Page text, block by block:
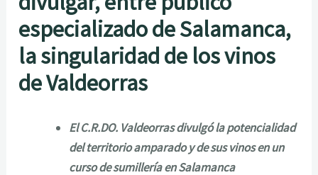
especializado de Salamanca,
la singularidad de los vinos
de Valdeorras
El C.R.DO. Valdeorras divulgó la potencialidad
del territorio amparado y de sus vinos en un
curso de sumillería en Salamanca